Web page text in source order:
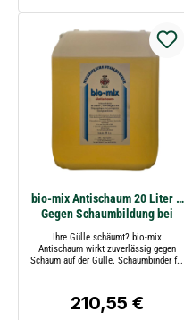
bio-mix Antischaum 20 Liter –
Gegen Schaumbildung bei
Ihre Gülle schäumt? bio-mix
Antischaum wirkt zuverlässig gegen
Schaum auf der Gülle. Schaumbinder für
Stallklima und reduziert
Ammoniakbelastung.
Regulärer Preis:
210,55 €